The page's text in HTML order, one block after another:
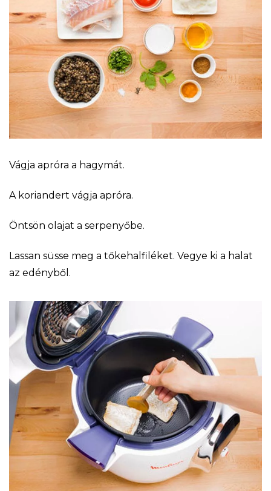
Vágja apróra a hagymát.
A koriandert vágja apróra.
Öntsön olajat a serpenyőbe.
Lassan süsse meg a tőkehalfiléket. Vegye ki a halat
az edényből.